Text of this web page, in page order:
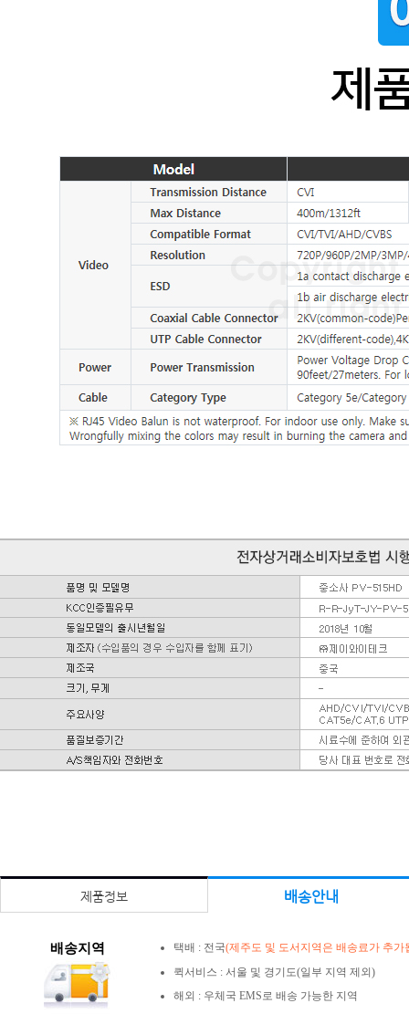
제품정보 배송안내
배송지역 택배 : 전국(제주도 및 도서지역은 배송료가 추가
퀵서비스 : 서울 및 경기도(일부 지역 제외)
해외 : 우체국 EMS로 배송 가능한 지역